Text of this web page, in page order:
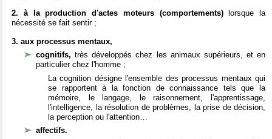
2. à la production d'actes moteurs (comportements)lorsque la
nécessité se fait sentir ;
3. aux processus mentaux,
cognitifs,très développés chez les animaux supérieurs, et en
particulier chez l'homme ;
La cognition désigne l'ensemble des processus mentaux qui
se rapportent à la fonction de connaissance tels que la
mémoire, le langage, le raisonnement, l'apprentissage,
l'intelligence, la résolution de problèmes, la prise de décision,
la perception ou l'attention…
affectifs.